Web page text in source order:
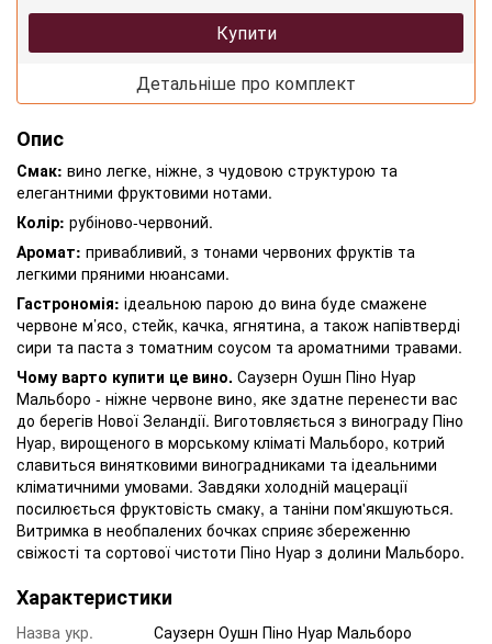
Купити
Детальніше про комплект
Опис
Смак: вино легке, ніжне, з чудовою структурою та
елегантними фруктовими нотами.
Колір: рубіново-червоний.
Аромат: привабливий, з тонами червоних фруктів та
легкими пряними нюансами.
Гастрономія: ідеальною парою до вина буде смажене
червоне м’ясо, стейк, качка, ягнятина, а також напівтверді
сири та паста з томатним соусом та ароматними травами.
Чому варто купити це вино. Саузерн Оушн Піно Нуар
Мальборо - ніжне червоне вино, яке здатне перенести вас
до берегів Нової Зеландії. Виготовляється з винограду Піно
Нуар, вирощеного в морському кліматі Мальборо, котрий
славиться винятковими виноградниками та ідеальними
кліматичними умовами. Завдяки холодній мацерації
посилюється фруктовість смаку, а таніни пом'якшуються.
Витримка в необпалених бочках сприяє збереженню
свіжості та сортової чистоти Піно Нуар з долини Мальборо.
Характеристики
Назва укр.
Саузерн Оушн Піно Нуар Мальборо